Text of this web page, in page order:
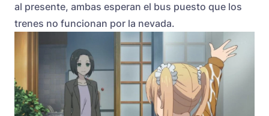
al presente, ambas esperan el bus puesto que los
trenes no funcionan por la nevada.